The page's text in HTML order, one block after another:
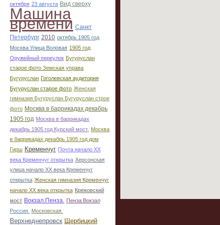
октября 23 августа Вид сверху
Машина
времени Санкт
Петербург 2010 октябрь 1905 год
Москва Улица Воловая 1905 год
Оружейный переулок Бугуруслан
старое фото Земская управа
Бугуруслан Гоголевская аудитория
Бугуруслан старое фото Женская
гимназия Бугуруслан Бугуруслан строе
фото Москва в баррикадах декабрь
1905 год Москва в баррикадах
декабрь 1905 год Курский мост. Москва
в баррикадах декабрь 1905 год дом
Гирш Кременчуг Почта начало ХХ
века Кременчуг открытка Херсонская
улица начало ХХ века Кременчуг
открытка Женская гимназия Кременчуг
начало ХХ века открытка Крюковский
мост Вокзал.Пенза. Пенза.Вокзал
Россия.
Московская.
Верхнеднепровск Щербицкий